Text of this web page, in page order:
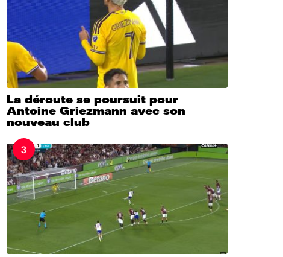
La déroute se poursuit pour
Antoine Griezmann avec son
nouveau club
3